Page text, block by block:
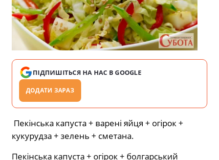
ПІДПИШІТЬСЯ НА НАС В GOOGLE
ДОДАТИ ЗАРАЗ
Пекінська капуста + варені яйця + огірок +
кукурудза + зелень + сметана.
Пекінська капуста + огірок + болгарський